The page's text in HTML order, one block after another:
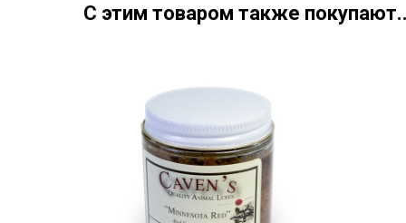
С этим товаром также